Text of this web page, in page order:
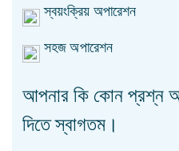
স্বয়ংক্রিয় অপারেশন
সহজ অপারেশন
আপনার কি কোন প্রশ্ন
দিতে স্বাগতম।